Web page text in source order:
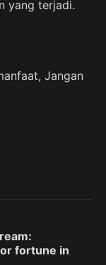
yang terjadi.
Jangan
fortune in